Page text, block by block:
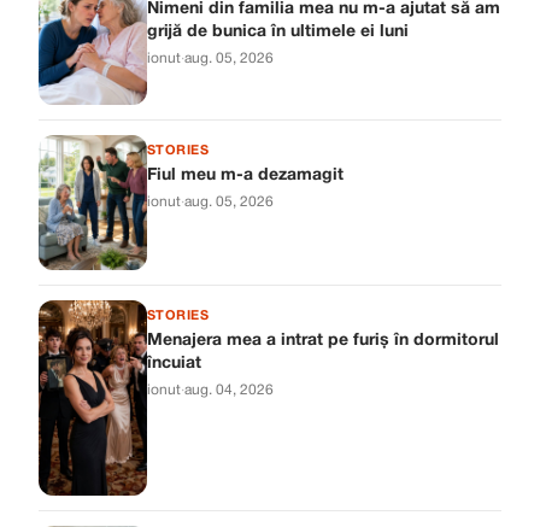
Nimeni din familia mea nu m-a ajutat să am
grijă de bunica în ultimele ei luni
ionut·aug. 05, 2026
STORIES
Fiul meu m-a dezamagit
ionut·aug. 05, 2026
STORIES
Menajera mea a intrat pe furiș în dormitorul
încuiat
ionut·aug. 04, 2026